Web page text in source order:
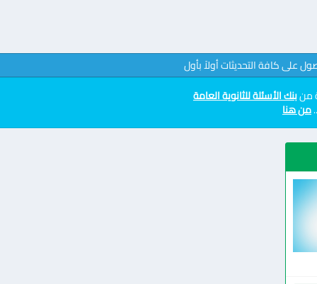
على كافة التحديثات أولاً بأول
منبنك الأسئلة للثانوية العامة
من هنا